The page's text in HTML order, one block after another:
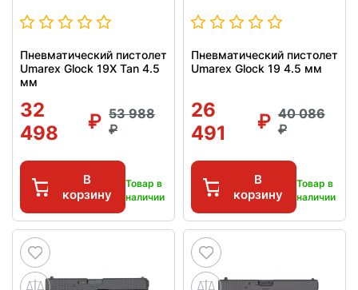
Пневматический пистолет
Umarex Glock 19X Tan 4.5
мм
32
498
53 988
В
корзину
Товар в
наличии
Пневматический пистолет
Umarex Glock 19 4.5 мм
26
491
40 086
В
корзину
Товар в
наличии